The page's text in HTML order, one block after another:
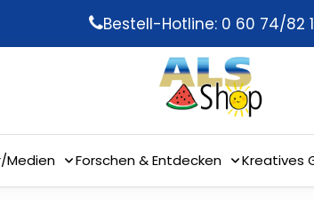
Bestell-Hotline: 0 60 74/82
Medien Forschen & Entdecken Kreatives